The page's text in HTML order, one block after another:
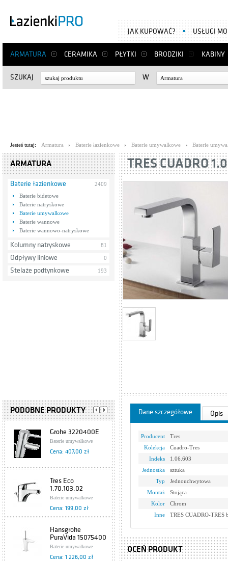
ARMATURA CERAMIKA PŁYTKI BRODZIKI KABINY
JAK KUPOWAĆ? USŁUGI
SZUKAJ W Armatura
Jesteś tutaj: Armatura Baterie łazienkowe Baterie umywalkowe Baterie
ARMATURA
Baterie łazienkowe
2409
Baterie bidetowe
Baterie natryskowe
Baterie umywalkowe
Baterie wannowe
Baterie wannowo-natryskowe
Kolumny natryskowe 81
Odpływy liniowe 0
Stelaże podtynkowe 193
PODOBNE PRODUKTY
Grohe 3220400E
Baterie umywalkowe
Cena: 407,00 zł
Tres Eco
1.70.103.02
Baterie umywalkowe
Cena: 199,00 zł
Hansgrohe
PuraVida 15075400
Baterie umywalkowe
Cena: 1 226,00 zł
TRES CUADRO
Dane szczegółowe Opis
Producent
Tres
Kolekcja
Cuadro-Tres
Indeks
1.06.603
Jednostka
sztuka
Typ
Jednouchwytowa
Montaż
Stojąca
Kolor
Chrom
Inne
TRES CUADRO-TRES
OCEŃ PRODUKT